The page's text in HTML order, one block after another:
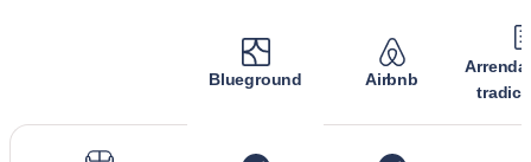
Blueground Airbnb